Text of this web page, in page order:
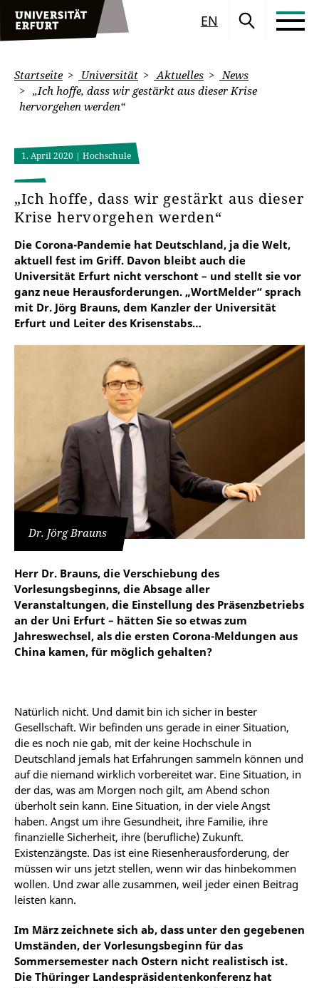
EN
Startseite Universität Aktuelles
News
„Ich hoffe, dass wir gestärkt aus dieser Krise
hervorgehen werden“
1. April 2020 | Hochschule
„Ich hoffe, dass wir gestärkt aus dieser
Krise hervorgehen werden“
Die Corona-Pandemie hat Deutschland, ja die Welt,
aktuell fest im Griff. Davon bleibt auch die
Universität Erfurt nicht verschont – und stellt sie vor
ganz neue Herausforderungen. „WortMelder“ sprach
mit Dr. Jörg Brauns, dem Kanzler der Universität
Erfurt und Leiter des Krisenstabs…
Dr. Jörg Brauns
Herr Dr. Brauns, die Verschiebung des
Vorlesungsbeginns, die Absage aller
Veranstaltungen, die Einstellung des Präsenzbetriebs
an der Uni Erfurt – hätten Sie so etwas zum
Jahreswechsel, als die ersten Corona-Meldungen aus
China kamen, für möglich gehalten?
Natürlich nicht. Und damit bin ich sicher in bester
Gesellschaft. Wir befinden uns gerade in einer Situation,
die es noch nie gab, mit der keine Hochschule in
Deutschland jemals hat Erfahrungen sammeln können und
auf die niemand wirklich vorbereitet war. Eine Situation, in
der das, was am Morgen noch gilt, am Abend schon
überholt sein kann. Eine Situation, in der viele Angst
haben. Angst um ihre Gesundheit, ihre Familie, ihre
finanzielle Sicherheit, ihre (berufliche) Zukunft.
Existenzängste. Das ist eine Riesenherausforderung, der
müssen wir uns jetzt stellen, wenn wir das hinbekommen
wollen. Und zwar alle zusammen, weil jeder einen Beitrag
leisten kann.
Im März zeichnete sich ab, dass unter den gegebenen
Umständen, der Vorlesungsbeginn für das
Sommersemester nach Ostern nicht realistisch ist.
Die Thüringer Landespräsidentenkonferenz hat